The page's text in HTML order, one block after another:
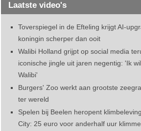
Laatste video's
Toverspiegel in de Efteling krijgt AI-
koningin scherper dan ooit
Walibi Holland grijpt op social media
iconische jingle uit jaren negentig: 'Ik
Walibi'
Burgers' Zoo werkt aan grootste
ter wereld
Spelen bij Beelen heropent
City: 25 euro voor anderhalf uur